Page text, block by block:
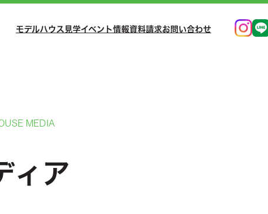
モデルハウス見学イベント情報資料請求お問い合わせ
MEDIA
ィア